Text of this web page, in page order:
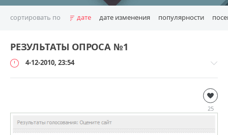
сортировать по дате дате изменения популярности
РЕЗУЛЬТАТЫ ОПРОСА №1
4-12-2010, 23:54
6
129
25